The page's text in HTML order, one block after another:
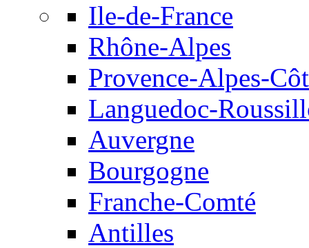
Ile-de-France
Rhône-Alpes
Provence-Alpes-
Languedoc-
Auvergne
Bourgogne
Franche-Comté
Antilles